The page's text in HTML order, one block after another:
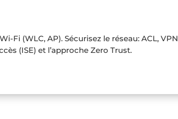
(WLC, AP). Sécurisez le réseau: ACL, VPN
(ISE) et l’approche Zero Trust.